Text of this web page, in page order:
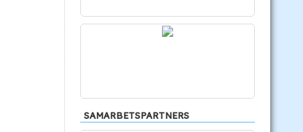
SAMARBETSPARTNERS